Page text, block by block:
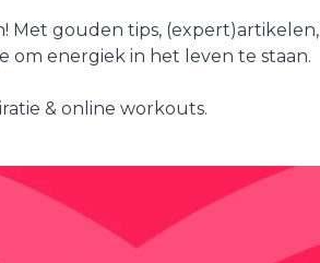
Met gouden tips, (expert)artikelen,
om energiek in het leven te staan.
& online workouts.